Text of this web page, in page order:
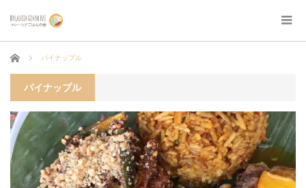
ホーム パイナップル
パイナップル